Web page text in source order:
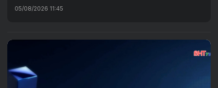
05/08/2026 11:45